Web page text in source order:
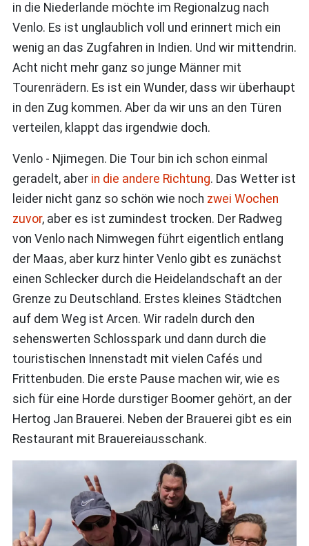
in die Niederlande möchte im Regionalzug nach
Venlo. Es ist unglaublich voll und erinnert mich ein
wenig an das Zugfahren in Indien. Und wir mittendrin.
Acht nicht mehr ganz so junge Männer mit
Tourenrädern. Es ist ein Wunder, dass wir überhaupt
in den Zug kommen. Aber da wir uns an den Türen
verteilen, klappt das irgendwie doch.
Venlo - Njimegen. Die Tour bin ich schon einmal
geradelt, aber in die andere Richtung. Das Wetter ist
leider nicht ganz so schön wie noch zwei Wochen
zuvor, aber es ist zumindest trocken. Der Radweg
von Venlo nach Nimwegen führt eigentlich entlang
der Maas, aber kurz hinter Venlo gibt es zunächst
einen Schlecker durch die Heidelandschaft an der
Grenze zu Deutschland. Erstes kleines Städtchen
auf dem Weg ist Arcen. Wir radeln durch den
sehenswerten Schlosspark und dann durch die
touristischen Innenstadt mit vielen Cafés und
Frittenbuden. Die erste Pause machen wir, wie es
sich für eine Horde durstiger Boomer gehört, an der
Hertog Jan Brauerei. Neben der Brauerei gibt es ein
Restaurant mit Brauereiausschank.